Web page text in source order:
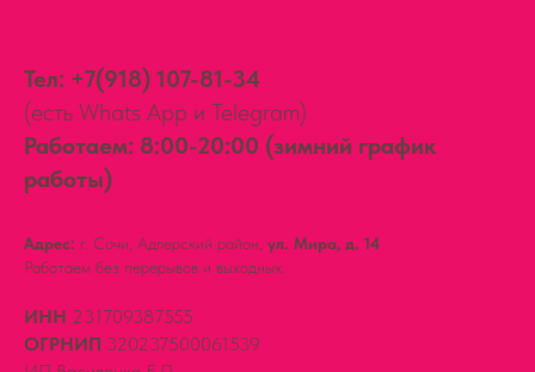
Тел: +7(918) 107-81-34
(есть Whats App и Telegram)
Работаем: 8:00-20:00 (зимний график
работы)
Адрес: г. Сочи, Адлерский район, ул. Мира, д. 14
Работаем без перерывов и выходных.
ИНН 231709387555
ОГРНИП 320237500061539